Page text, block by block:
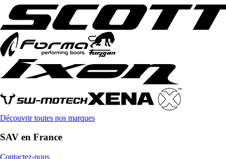
Découvrir toutes nos marques
SAV en France
Contactez-nous